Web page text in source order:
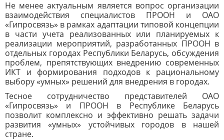
Не менее актуальным является вопрос организации
взаимодействия специалистов ПРООН и ОАО
«Гипросвязь» в рамках адаптации типовой концепции
в части учета реализованных или планируемых к
реализации мероприятий, разработанных ПРООН в
отдельных городах Республики Беларусь, обсуждения
проблем, препятствующих внедрению современных
ИКТ и формирования подходов к рациональному
выбору «умных» решений для внедрения в городах.
Тесное сотрудничество представителей ОАО
«Гипросвязь» и ПРООН в Республике Беларусь
позволит комплексно и эффективно решать задачи
развития «умных» устойчивых городов в нашей
стране.